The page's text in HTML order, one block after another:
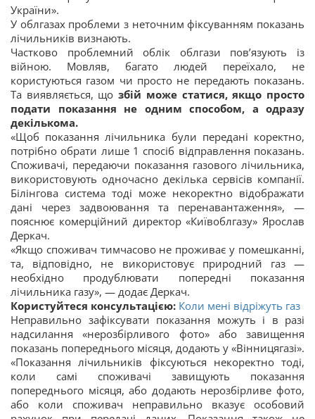
України».
У облгазах проблеми з неточним фіксуванням показань
лічильників визнають.
Частково проблемний облік облгази пов’язують із
війною. Мовляв, багато людей переїхало, не
користуються газом чи просто не передають показань.
Та виявляється, щозбій може статися, якщо просто
подати показання не одним способом, а одразу
декількома.
«Щоб показання лічильника були передані коректно,
потрібно обрати лише 1 спосіб відправлення показань.
Споживачі, передаючи показання газового лічильника,
використовують одночасно декілька сервісів компанії.
Білінгова система тоді може некоректно відображати
дані через задвоювання та перенавантаження», —
пояснює комерційний директор «Київоблгазу» Ярослав
Деркач.
«Якщо споживач тимчасово не проживає у помешканні,
та, відповідно, не використовує природний газ —
необхідно продублювати попередні показання
лічильника газу», — додає Деркач.
Користуйтеся консультацією: Коли мені відріжуть газ
Неправильно зафіксувати показання можуть і в разі
надсилання «нерозбірливого фото» або завищення
показань попереднього місяця, додають у «Вінницягазі».
«Показання лічильників фіксуються некоректно тоді,
коли самі споживачі завищують показання
попереднього місяця, або додають нерозбірливе фото,
або коли споживач неправильно вказує особовий